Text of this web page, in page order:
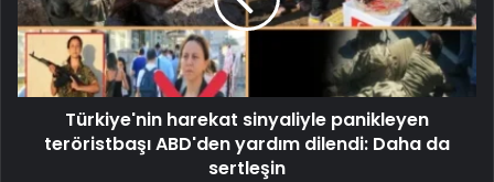
Türkiye'nin harekat sinyaliyle panikleyen
teröristbaşı ABD'den yardım dilendi: Daha da
sertleşin